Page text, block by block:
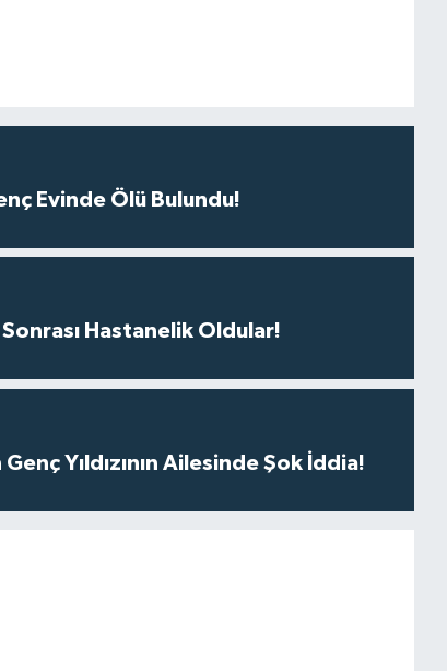
Evinde Ölü Bulundu!
Hastanelik Oldular!
Yıldızının Ailesinde Şok İddia!